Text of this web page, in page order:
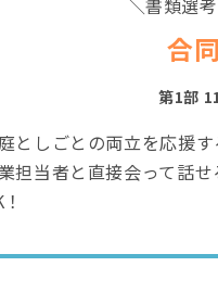
＼書類選
合
第1部
としごとの両立を応援す
担当者と直接会って話